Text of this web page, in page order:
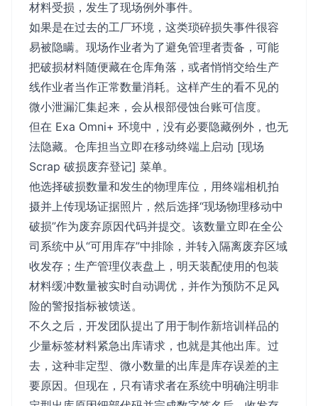
材料受损，发生了现场例外事件。
如果是在过去的工厂环境，这类琐碎损失事件很容
易被隐瞒。现场作业者为了避免管理者责备，可能
把破损材料随便藏在仓库角落，或者悄悄交给生产
线作业者当作正常数量消耗。这样产生的看不见的
微小泄漏汇集起来，会从根部侵蚀台账可信度。
但在 Exa Omni+ 环境中，没有必要隐藏例外，也无
法隐藏。仓库担当立即在移动终端上启动 [现场
Scrap 破损废弃登记] 菜单。
他选择破损数量和发生的物理库位，用终端相机拍
摄并上传现场证据照片，然后选择“现场物理移动中
破损”作为废弃原因代码并提交。该数量立即在全公
司系统中从“可用库存”中排除，并转入隔离废弃区域
收发存；生产管理仪表盘上，明天装配使用的包装
材料缓冲数量被实时自动调优，并作为预防不足风
险的警报指标被馈送。
不久之后，开发团队提出了用于制作新培训样品的
少量标签材料紧急出库请求，也就是其他出库。过
去，这种非定型、微小数量的出库是库存误差的主
要原因。但现在，只有请求者在系统中明确注明非